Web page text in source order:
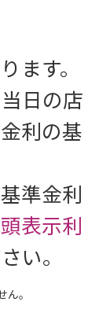
ます。
日の店
利の基
準金利
表示利
い。
。